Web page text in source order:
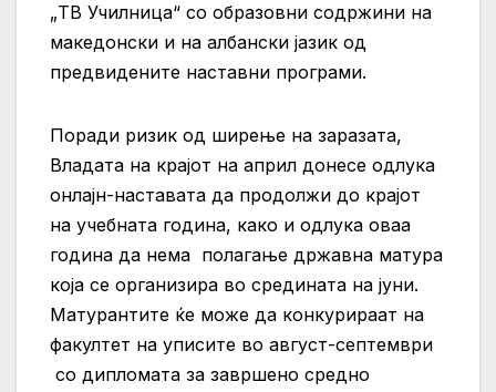
„ТВ Училница“ со образовни содржини на
македонски и на албански јазик од
предвидените наставни програми.
Поради ризик од ширење на заразата,
Владата на крајот на април донесе одлука
онлајн-наставата да продолжи до крајот
на учебната година, како и одлука оваа
година да нема полагање државна матура
која се организира во средината на јуни.
Матурантите ќе може да конкурираат на
факултет на уписите во август-септември
со дипломата за завршено средно